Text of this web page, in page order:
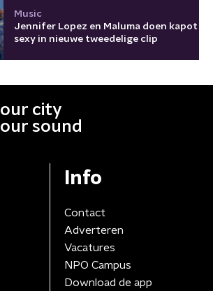
Music
Jennifer Lopez en Maluma doen kapot
sexy in nieuwe tweedelige clip
city
sound
Info
Contact
Adverteren
Vacatures
NPO Campus
Download de app